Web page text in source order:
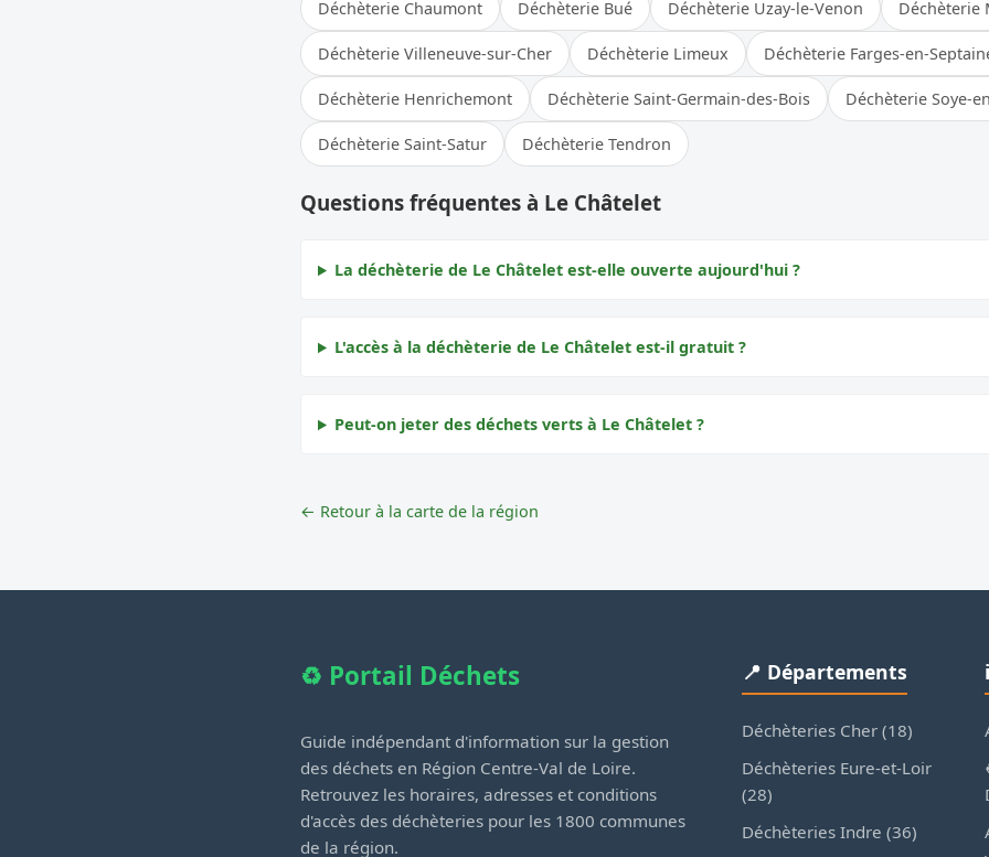
Déchèterie Chaumont Déchèterie Bué Déchèterie Uzay-le-Venon Déchèterie
Déchèterie Villeneuve-sur-Cher Déchèterie Limeux Déchèterie Farges-en-
Déchèterie Henrichemont Déchèterie Saint-Germain-des-Bois Déchèterie Soye-
Déchèterie Saint-Satur Déchèterie Tendron
Questions fréquentes à Le Châtelet
La déchèterie de Le Châtelet est-elle ouverte aujourd'hui ?
L'accès à la déchèterie de Le Châtelet est-il gratuit ?
Peut-on jeter des déchets verts à Le Châtelet ?
← Retour à la carte de la région
♻️ Portail Déchets
Guide indépendant d'information sur la gestion
des déchets en Région Centre-Val de Loire.
Retrouvez les horaires, adresses et conditions
d'accès des déchèteries pour les 1800 communes
de la région.
📍 Départements
Déchèteries Cher (18)
Déchèteries Eure-et-Loir
(28)
Déchèteries Indre (36)